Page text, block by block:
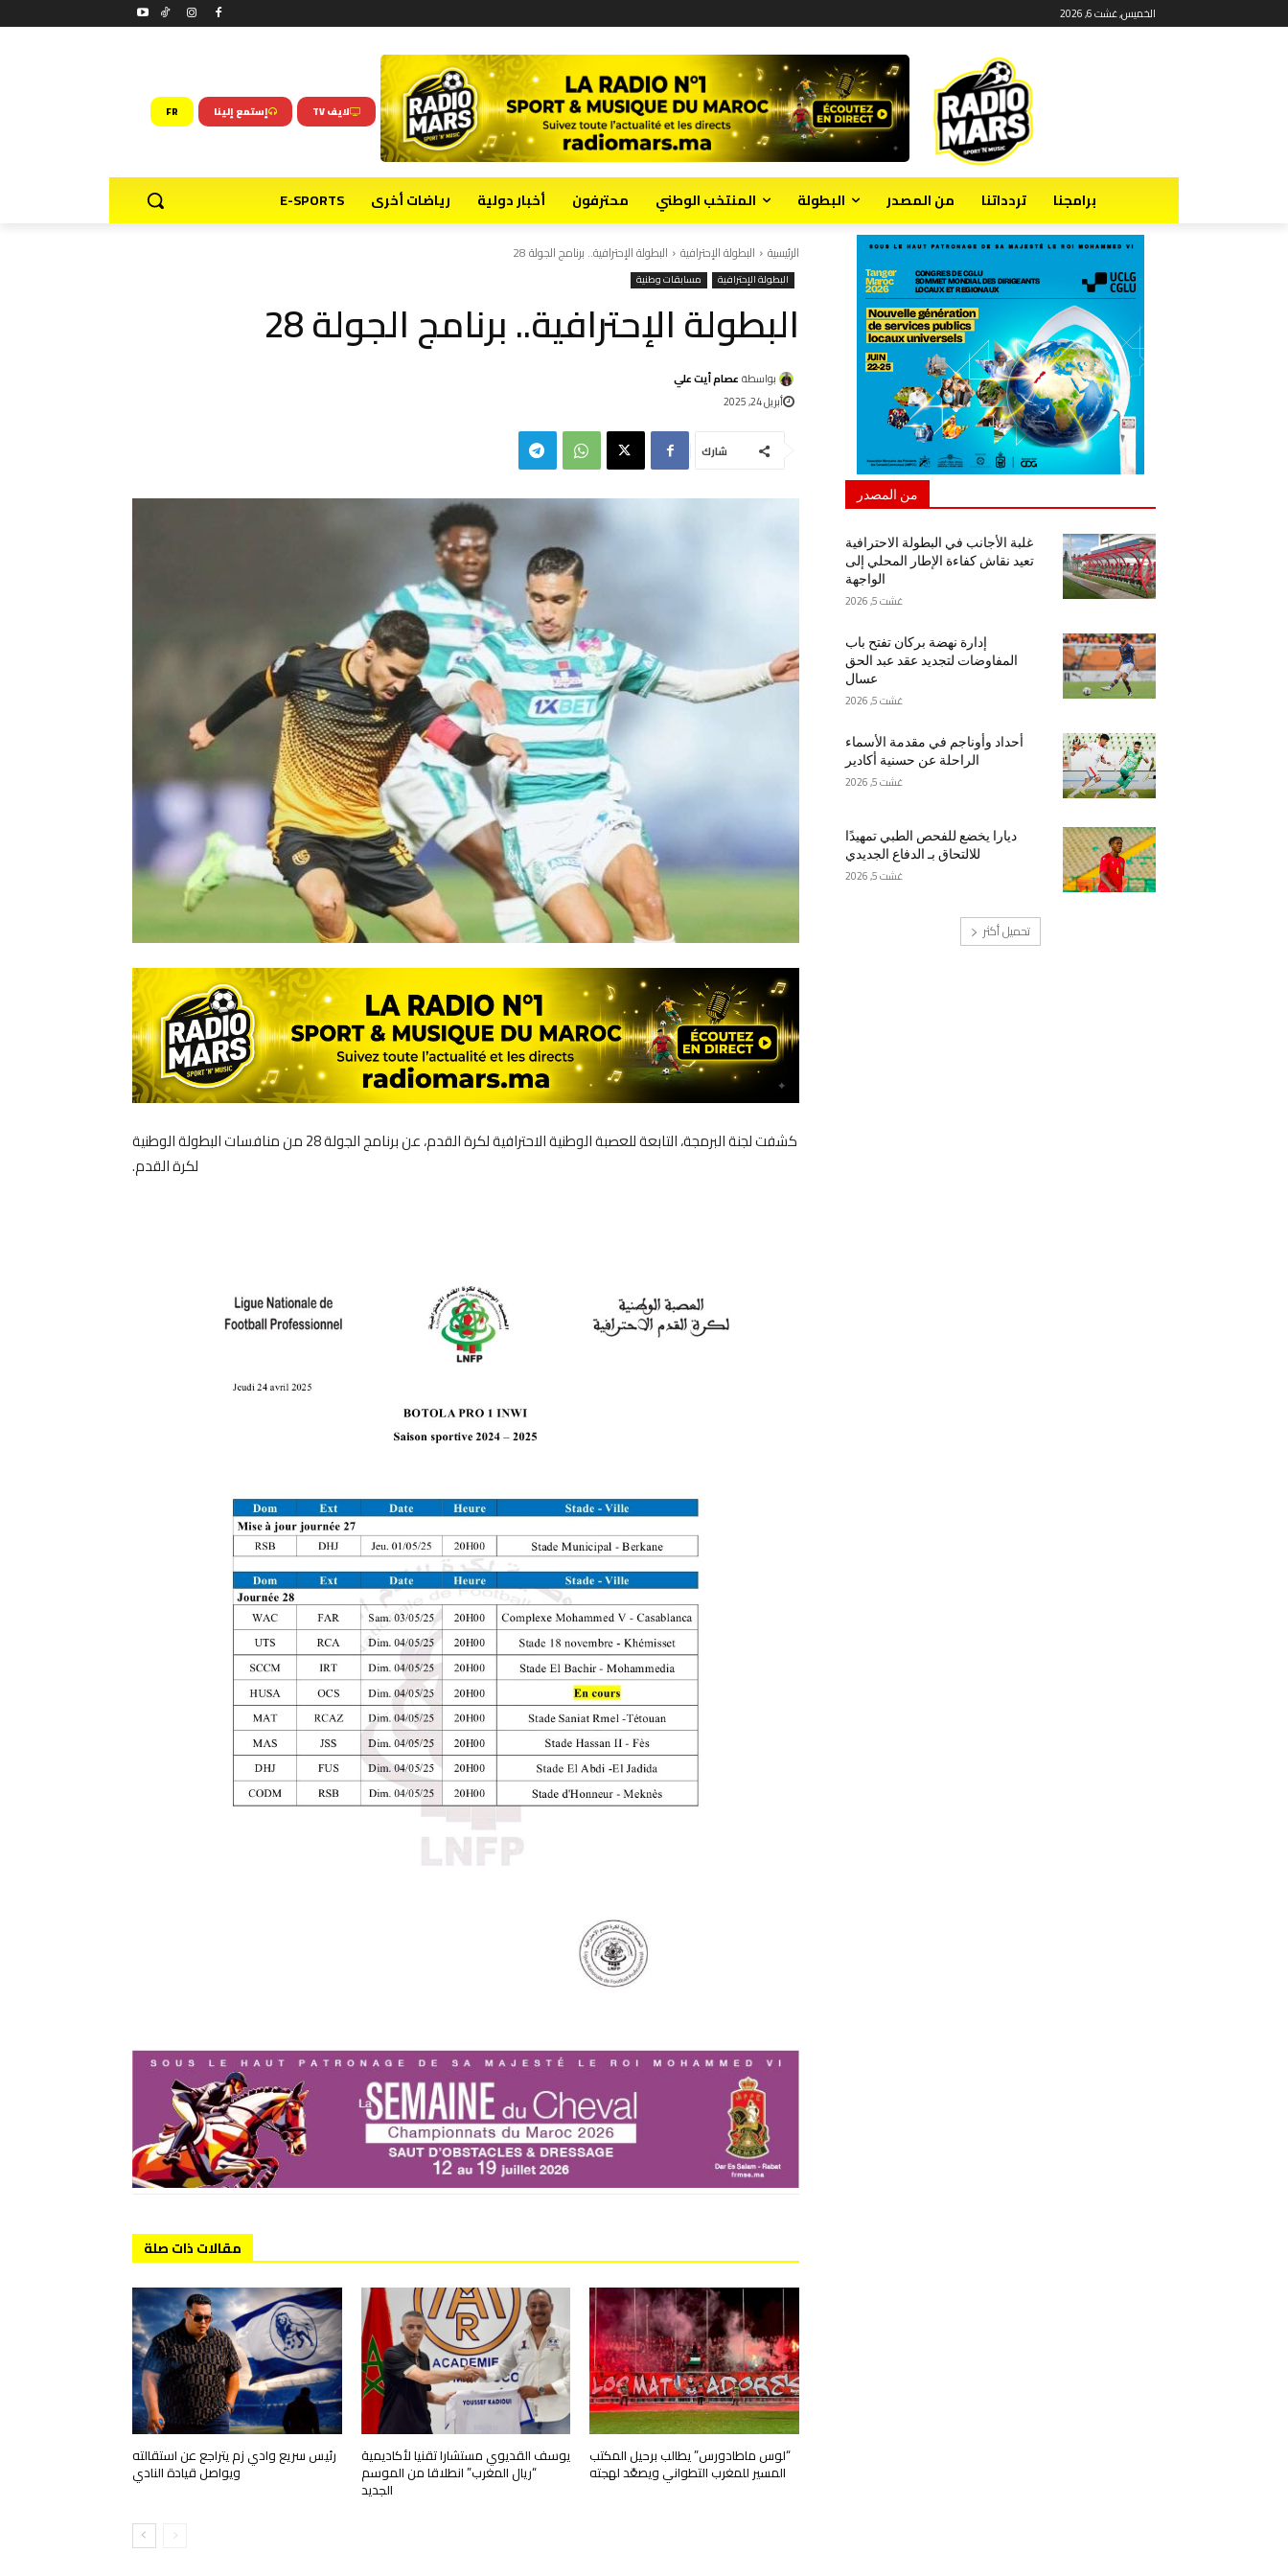
الخميس, غشت 6, 2026
لايف TV إستمع إلينا FR
برامجنا تردداتنا من المصدر البطولة المنتخب الوطني محترفون أخبار دولية رياضات أخرى E-SPORTS
الرئيسية البطولة الإحترافية البطولة الإحترافية.. برنامج الجولة 28
البطولة الإحترافية مسابقات وطنية
البطولة الإحترافية.. برنامج الجولة 28
بواسطة عصام أيت علي
أبريل 24, 2025
شارك
كشفت لجنة البرمجة، التابعة للعصبة الوطنية الاحترافية لكرة القدم، عن برنامج الجولة 28 من منافسات البطولة الوطنية
لكرة القدم.
مقالات ذات صلة
“لوس ماطادورس” يطالب برحيل المكتب
المسير للمغرب التطواني ويصعّد لهجته
يوسف القديوي مستشارا تقنيا لأكاديمية
“ريال المغرب” انطلاقا من الموسم
الجديد
رئيس سريع وادي زم يتراجع عن استقالته
ويواصل قيادة النادي
من المصدر
غلبة الأجانب في البطولة الاحترافية
تعيد نقاش كفاءة الإطار المحلي إلى
الواجهة
غشت 5, 2026
إدارة نهضة بركان تفتح باب
المفاوضات لتجديد عقد عبد الحق
عسال
غشت 5, 2026
أحداد وأوناجم في مقدمة الأسماء
الراحلة عن حسنية أكادير
غشت 5, 2026
ديارا يخضع للفحص الطبي تمهيدًا
للالتحاق بـ الدفاع الجديدي
غشت 5, 2026
تحميل أكثر